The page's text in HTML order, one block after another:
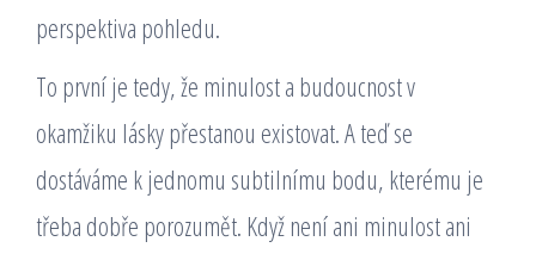
perspektiva pohledu.
To první je tedy, že minulost a budoucnost v
okamžiku lásky přestanou existovat. A teď se
dostáváme k jednomu subtilnímu bodu, kterému je
třeba dobře porozumět. Když není ani minulost ani